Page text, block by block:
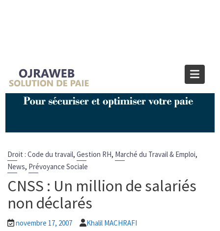
Home
Droit : Code du travail
Droit : Code du travail, Gestion RH, Marché du Travail & Emploi,
News, Prévoyance Sociale
CNSS : Un million de salariés
non déclarés
novembre 17, 2007 Khalil MACHRAFI